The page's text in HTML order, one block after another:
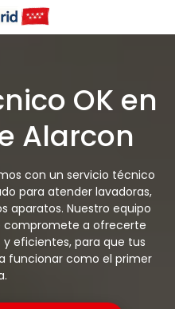
OK en
Alarcon
con un servicio técnico
para atender lavadoras,
aparatos. Nuestro equipo
compromete a ofrecerte
y eficientes, para que tus
funcionar como el primer